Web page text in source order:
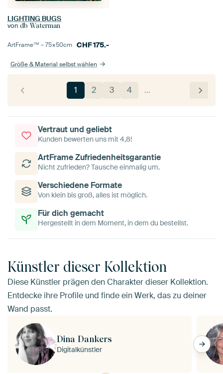
LIGHTING BUGS
von db Waterman
ArtFrame™ –75×50cm CHF175.-
Größe & Material selbst wählen
1 2 3 4 …
Vertraut und geliebt
Kunden bewerten uns mit 4,8!
ArtFrame Zufriedenheitsgarantie
Nicht zufrieden? Tausche einmalig um.
Verschiedene Formate
Von klein bis groß, alles ist möglich.
Für dich gemacht
Hergestellt in dem Moment, in dem du bestellst.
Künstler dieser Kollektion
Diese Künstler prägen den Charakter dieser Kollektion.
Entdecke ihre Profile und finde ein Werk, das zu deiner
Wand passt.
Dina Dankers
Digitalkünstler